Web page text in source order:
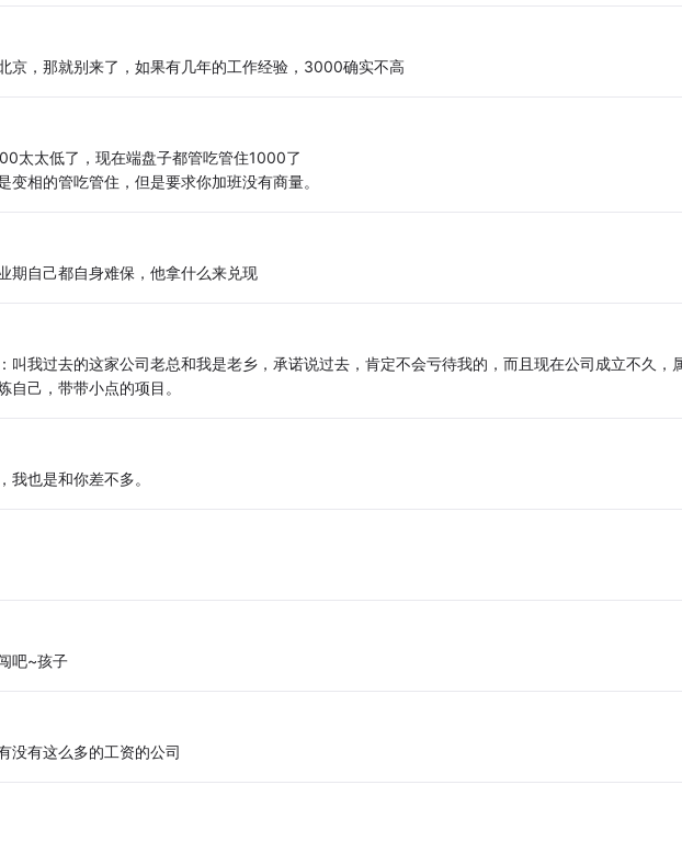
京，那就别来了，如果有几年的工作经验，3000确实不高
太太低了，现在端盘子都管吃管住1000了
变相的管吃管住，但是要求你加班没有商量。
期自己都自身难保，他拿什么来兑现
叫我过去的这家公司老总和我是老乡，承诺说过去，肯定不会亏待我的，而且现在公司成立不久，
自己，带带小点的项目。
我也是和你差不多。
吧~孩子
没有这么多的工资的公司